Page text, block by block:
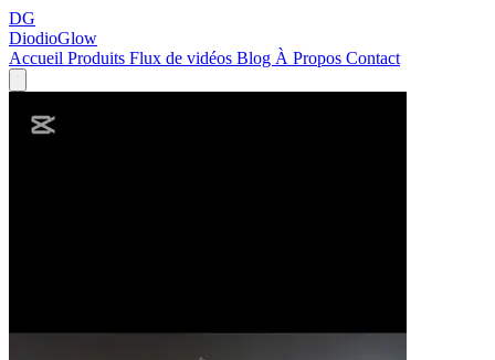
DG
DiodioGlow
Accueil Produits Flux de vidéos Blog À Propos Contact